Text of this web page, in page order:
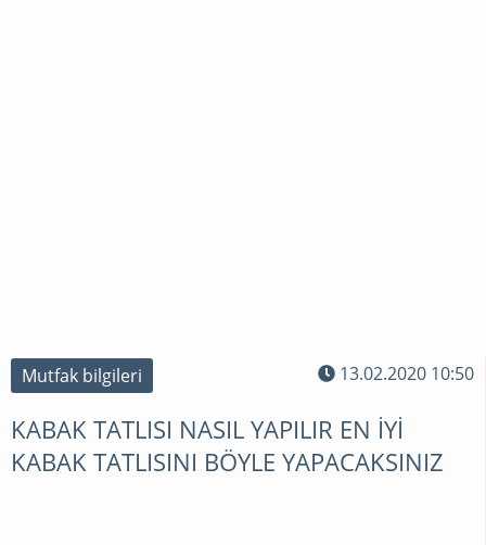
Mutfak bilgileri 13.02.2020 10:50
KABAK TATLISI NASIL YAPILIR EN İYİ
KABAK TATLISINI BÖYLE YAPACAKSINIZ